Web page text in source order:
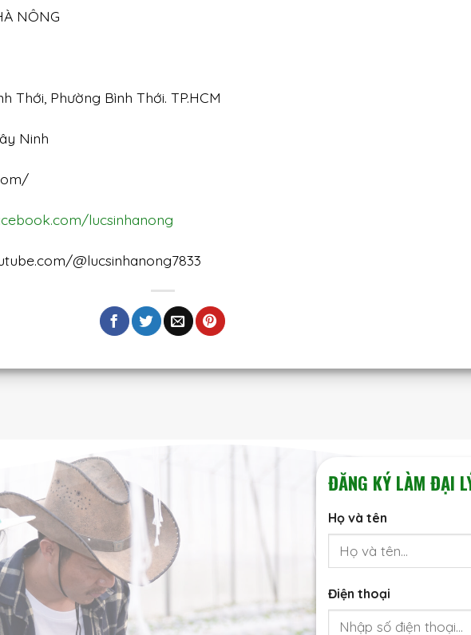
NÔNG
Thới, Phường Bình Thới. TP.HCM
Ninh
lucsinhanong
@lucsinhanong7833
ĐĂNG KÝ LÀM ĐẠI
Họ và tên
Điện thoại